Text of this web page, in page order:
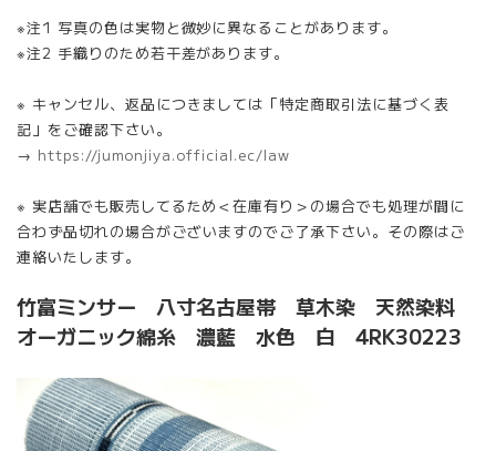
※注1 写真の色は実物と微妙に異なることがあります。
※注2 手織りのため若干差があります。
※ キャンセル、返品につきましては「特定商取引法に基づく表
記」をご確認下さい。
→ https://jumonjiya.official.ec/law
※ 実店舗でも販売してるため＜在庫有り＞の場合でも処理が間に
合わず品切れの場合がございますのでご了承下さい。その際はご
連絡いたします。
竹富ミンサー 八寸名古屋帯 草木染 天然染料
オーガニック綿糸 濃藍 水色 白 4RK30223